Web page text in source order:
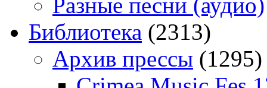
Библиотека (2313)
Архив прессы (1295)